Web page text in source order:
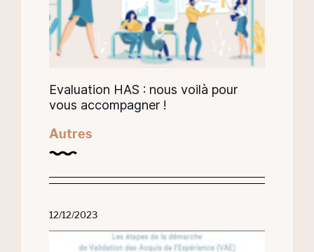
Evaluation HAS : nous voilà pour
vous accompagner !
Autres
12/12/2023